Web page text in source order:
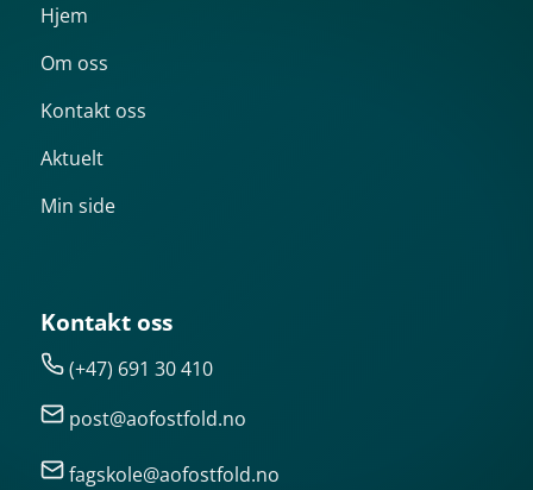
Hjem
Om oss
Kontakt oss
Aktuelt
Min side
Kontakt oss
(+47) 691 30 410
post@aofostfold.no
fagskole@aofostfold.no